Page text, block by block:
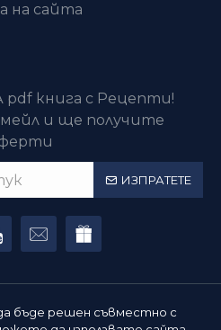
на сайта
книга с Рецепти!
и ще получите
ИЗПРАТЕТЕ
бъде решен съвместно с